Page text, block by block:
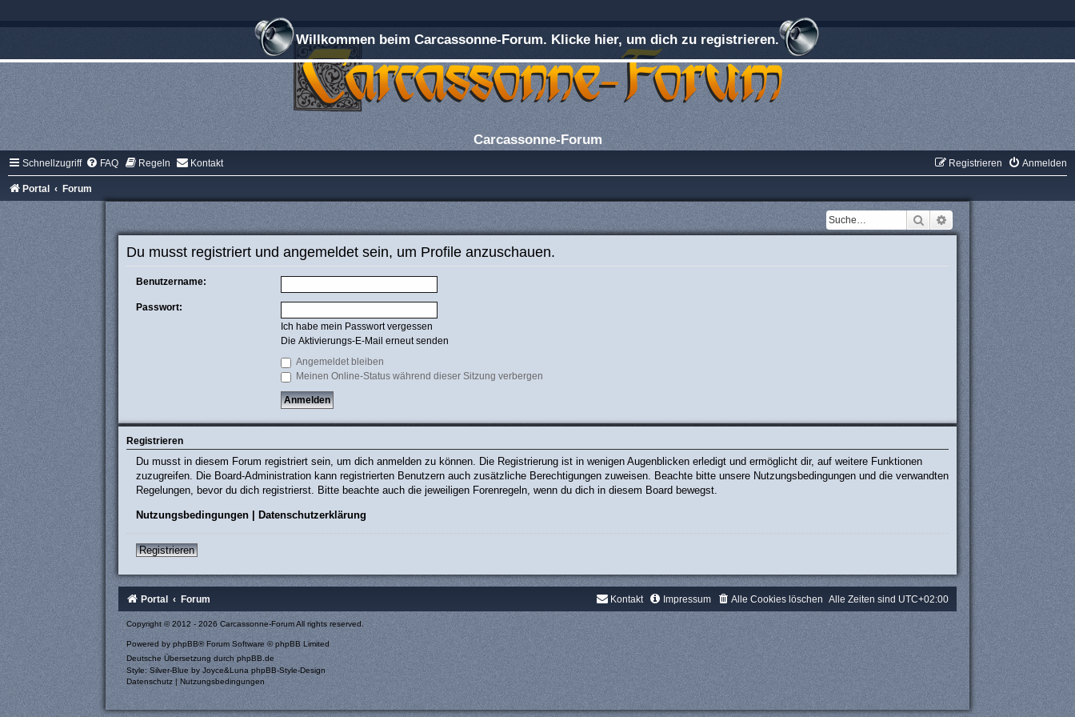
Willkommen beim Carcassonne-Forum. Klicke hier, um dich zu registrieren.
Carcassonne-Forum
Schnellzugriff FAQ Regeln Kontakt Anmelden
Registrieren
Portal Forum
Suche Erweiterte Suche
Du musst registriert und angemeldet sein, um Profile anzuschauen.
Benutzername:
Passwort:
Ich habe mein Passwort vergessen
Die Aktivierungs-E-Mail erneut senden
Angemeldet bleiben
Meinen Online-Status während dieser Sitzung verbergen
Registrieren
Du musst in diesem Forum registriert sein, um dich anmelden zu können. Die Registrierung ist in wenigen Augenblicken erledigt und ermöglicht dir, auf weitere Funktionen
zuzugreifen. Die Board-Administration kann registrierten Benutzern auch zusätzliche Berechtigungen zuweisen. Beachte bitte unsere Nutzungsbedingungen und die verwandten
Regelungen, bevor du dich registrierst. Bitte beachte auch die jeweiligen Forenregeln, wenn du dich in diesem Board bewegst.
Nutzungsbedingungen| Datenschutzerklärung
Registrieren
Portal Forum Alle Zeiten sind UTC+02:00
Alle Cookies löschen
Impressum
Kontakt
Copyright © 2012 - 2026 Carcassonne-Forum All rights reserved.
Powered by phpBB® Forum Software © phpBB Limited
Deutsche Übersetzung durchphpBB.de
Style: Silver-Blue by Joyce&Luna phpBB-Style-Design
Datenschutz | Nutzungsbedingungen